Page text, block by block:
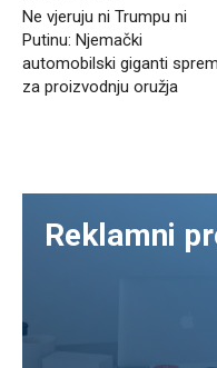
Ne vjeruju ni Trumpu ni
Putinu: Njemački
automobilski giganti
za proizvodnju oružja
Reklamni